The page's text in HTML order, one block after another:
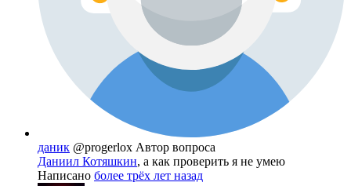
даник @progerlox Автор вопроса
Даниил Котяшкин, а как проверить я не умею
Написано более трёх лет назад